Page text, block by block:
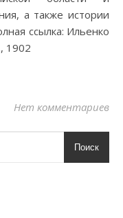
а также истории
ссылка: Ильенко
1902
Нет комментариев
Поиск